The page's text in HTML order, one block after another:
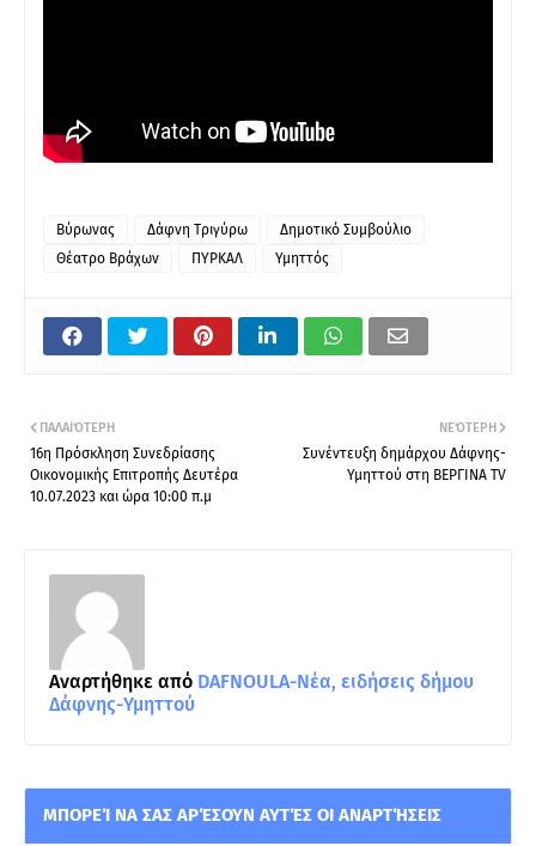
Βύρωνας Δάφνη Τριγύρω
Δημοτικό Συμβούλιο
Θέατρο Βράχων
ΠΥΡΚΑΛ Υμηττός
ΝΕΌΤΕΡΗ
Συνέντευξη δημάρχου Δάφνης-
Υμηττού στη ΒΕΡΓΙΝΑ TV
ΠΑΛΑΙΌΤΕΡΗ
16η Πρόσκληση Συνεδρίασης
Οικονομικής Επιτροπής Δευτέρα
10.07.2023 και ώρα 10:00 π.μ
Αναρτήθηκε από DAFNOULA-Νέα, ειδήσεις δήμου
Δάφνης-Υμηττού
ΜΠΟΡΕΊ ΝΑ ΣΑΣ ΑΡΈΣΟΥΝ ΑΥΤΈΣ ΟΙ ΑΝΑΡΤΉΣΕΙΣ